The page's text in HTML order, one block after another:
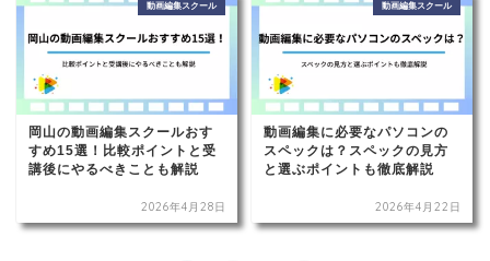
動画編集スクール
岡山の動画編集スクールおす
すめ15選！比較ポイントと受
講後にやるべきことも解説
2026年4月28日
動画編集スクール
動画編集に必要なパソコンの
スペックは？スペックの見方
と選ぶポイントも徹底解説
2026年4月22日